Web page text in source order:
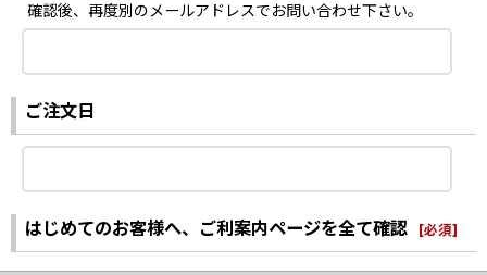
確認後、再度別のメールアドレスでお問い合わせ下さい。
ご注文日
はじめてのお客様へ、ご利案内ページを全て確認 [必須]